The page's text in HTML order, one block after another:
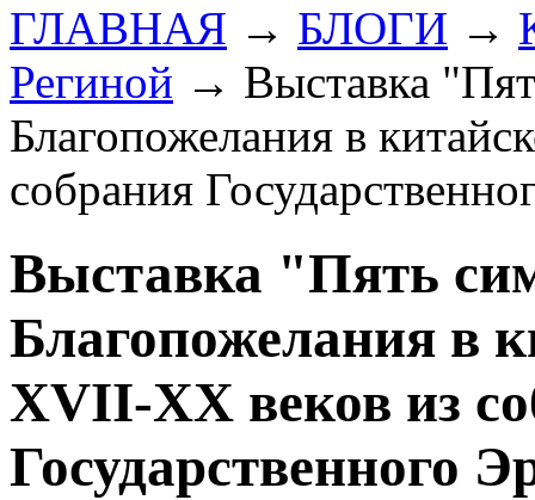
ГЛАВНАЯ → БЛОГИ →
Региной → Выставка
Благопожелания в
собрания
Выставка "Пять
Благопожелания в
XVII-XX веков из
Государственного